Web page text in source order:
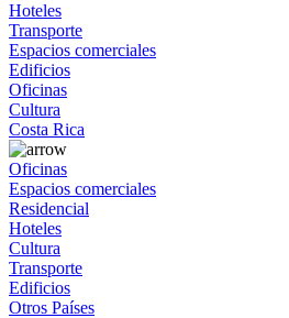
Hoteles
Transporte
Espacios comerciales
Edificios
Oficinas
Cultura
Costa Rica
Oficinas
Espacios comerciales
Residencial
Hoteles
Cultura
Transporte
Edificios
Otros Países